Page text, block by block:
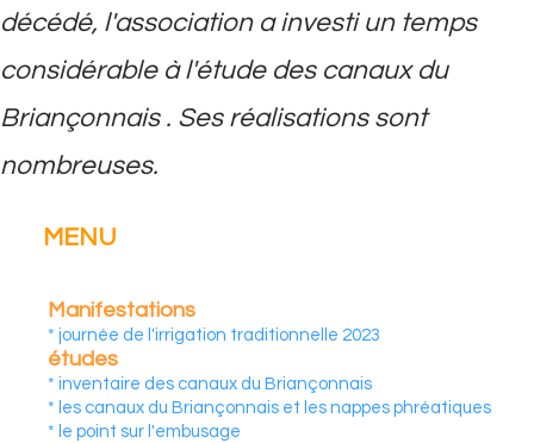
Contacts et liens▼
décédé, l'association a investi un temps
considérable à l'étude des canaux du
Briançonnais . Ses réalisations sont
nombreuses.
MENU
Manifestations
* journée de l'irrigation traditionnelle 2023
études
* inventaire des canaux du Briançonnais
* les canaux du Briançonnais et les nappes phréatiques
* le point sur l'embusage